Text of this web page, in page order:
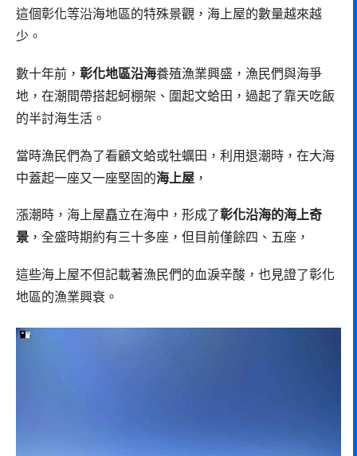
這個彰化等沿海地區的特殊景觀，海上屋的數量越來越
少。
數十年前， 彰化地區沿海養殖漁業興盛，漁民們與海爭
地，在潮間帶搭起蚵棚架、圍起文蛤田，過起了靠天吃飯
的半討海生活。
當時漁民們為了看顧文蛤或牡蠣田，利用退潮時，在大海
中蓋起一座又一座堅固的海上屋 ，
漲潮時，海上屋矗立在海中，形成了彰化沿海的海上奇
景 ，全盛時期約有三十多座，但目前僅餘四、五座，
這些海上屋不但記載著漁民們的血淚辛酸，也見證了彰化
地區的漁業興衰。